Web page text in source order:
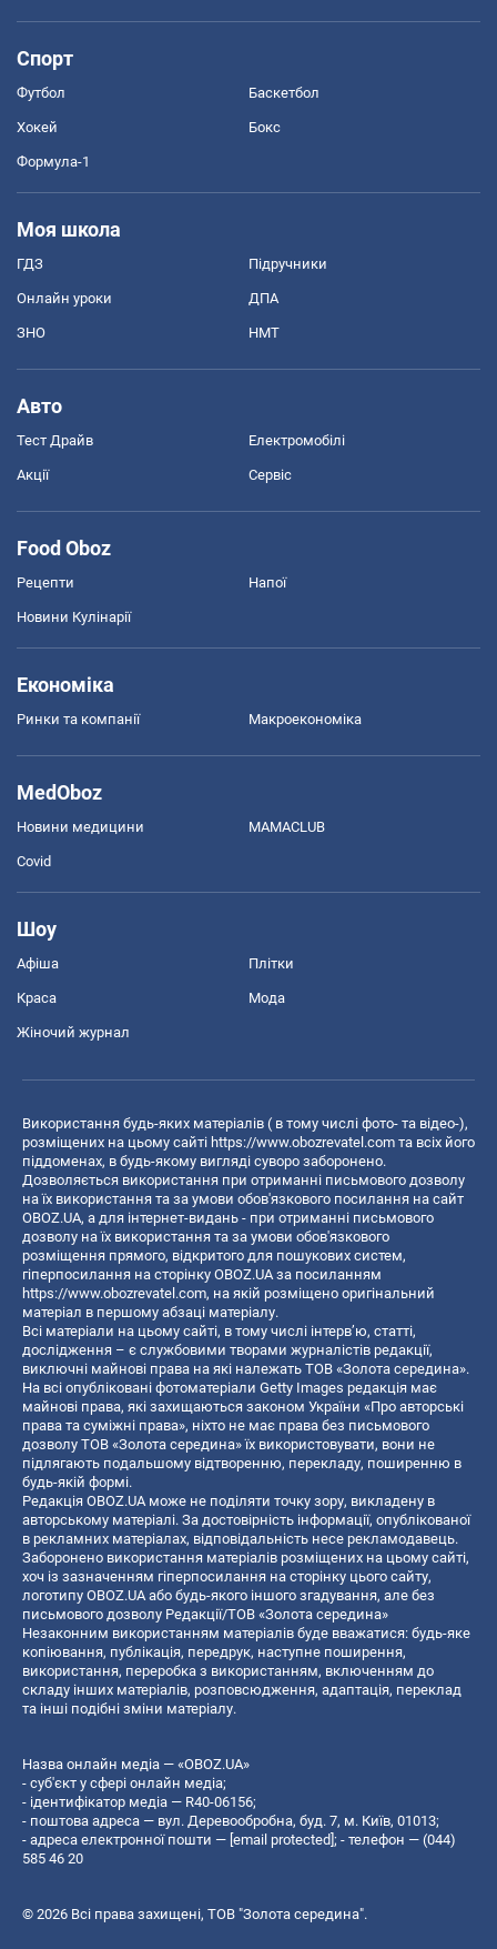
Спорт
Футбол Баскетбол
Хокей Бокс
Формула-1
Моя школа
ГДЗ Підручники
Онлайн уроки ДПА
ЗНО НМТ
Авто
Тест Драйв Електромобілі
Акції Сервіс
Food Oboz
Рецепти Напої
Новини Кулінарії
Економіка
Ринки та компанії Макроекономіка
MedOboz
Новини медицини MAMACLUB
Covid
Шоу
Афіша Плітки
Краса Мода
Жіночий журнал
Використання будь-яких матеріалів ( в тому числі фото- та відео-),
розміщених на цьому сайті https://www.obozrevatel.com та всіх його
піддоменах, в будь-якому вигляді суворо заборонено.
Дозволяється використання при отриманні письмового дозволу
на їх використання та за умови обов'язкового посилання на сайт
OBOZ.UA, а для інтернет-видань - при отриманні письмового
дозволу на їх використання та за умови обов'язкового
розміщення прямого, відкритого для пошукових систем,
гіперпосилання на сторінку OBOZ.UA за посиланням
https://www.obozrevatel.com, на якій розміщено оригінальний
матеріал в першому абзаці матеріалу.
Всі матеріали на цьому сайті, в тому числі інтерв’ю, статті,
дослідження – є службовими творами журналістів редакції,
виключні майнові права на які належать ТОВ «Золота середина».
На всі опубліковані фотоматеріали Getty Images редакція має
майнові права, які захищаються законом України «Про авторські
права та суміжні права», ніхто не має права без письмового
дозволу ТОВ «Золота середина» їх використовувати, вони не
підлягають подальшому відтворенню, перекладу, поширенню в
будь-якій формі.
Редакція OBOZ.UA може не поділяти точку зору, викладену в
авторському матеріалі. За достовірність інформації, опублікованої
в рекламних матеріалах, відповідальність несе рекламодавець.
Заборонено використання матеріалів розміщених на цьому сайті,
хоч із зазначенням гіперпосилання на сторінку цього сайту,
логотипу OBOZ.UA або будь-якого іншого згадування, але без
письмового дозволу Редакції/ТОВ «Золота середина»
Незаконним використанням матеріалів буде вважатися: будь-яке
копiювання, публiкацiя, передрук, наступне поширення,
використання, переробка з використанням, включенням до
складу інших матеріалів, розповсюдження, адаптація, переклад
та інші подібні зміни матеріалу.
Назва онлайн медіа — «OBOZ.UA»
- суб'єкт у сфері онлайн медіа;
- ідентифікатор медіа — R40-06156;
- поштова адреса — вул. Деревообробна, буд. 7, м. Київ, 01013;
- адреса електронної пошти — [email protected] ; - телефон — (044)
585 46 20
© 2026 Всі права захищені, ТОВ "Золота середина".